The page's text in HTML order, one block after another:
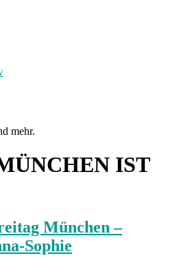
mehr.
IST
München –
Sophie